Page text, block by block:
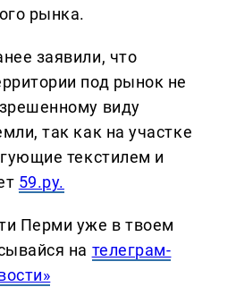
рынка.
заявили, что
под рынок не
виду
так как на участке
текстилем и
59.ру.
Перми уже в твоем
на телеграм-